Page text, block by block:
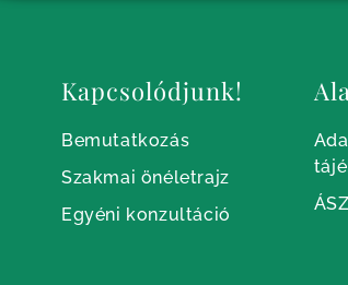
Kapcsolódjunk!
Bemutatkozás
Szakmai önéletrajz
Egyéni konzultáció